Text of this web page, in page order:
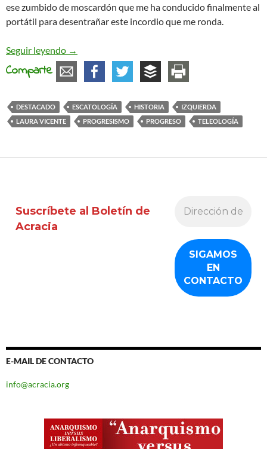
ese zumbido de moscardón que me ha conducido finalmente al
portátil para desentrañar este incordio que me ronda.
Seguir leyendo Libres del «progreso» y del progresismo
→
Comparte
DESTACADO ESCATOLOGÍA HISTORIA
IZQUIERDA
LAURA VICENTE
PROGRESISMO PROGRESO TELEOLOGÍA
Suscríbete al Boletín de
Acracia
E-MAIL DE CONTACTO
info@acracia.org